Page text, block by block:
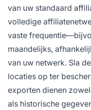
van uw standaard
volledige
vaste
maandelijks,
van uw netwerk. Sla
locaties op ter
exporten dienen
als historische